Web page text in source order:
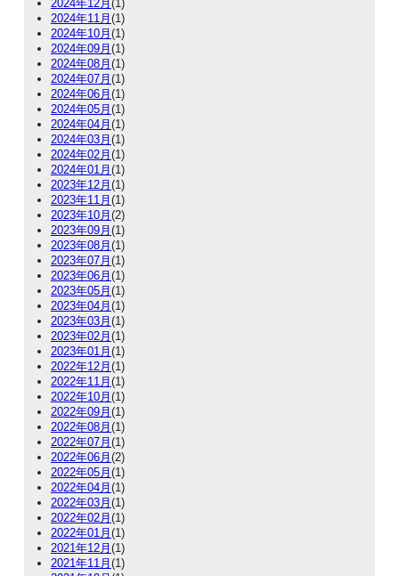
2024年12月 (1)
2024年11月 (1)
2024年10月 (1)
2024年09月 (1)
2024年08月 (1)
2024年07月 (1)
2024年06月 (1)
2024年05月 (1)
2024年04月 (1)
2024年03月 (1)
2024年02月 (1)
2024年01月 (1)
2023年12月 (1)
2023年11月 (1)
2023年10月 (2)
2023年09月 (1)
2023年08月 (1)
2023年07月 (1)
2023年06月 (1)
2023年05月 (1)
2023年04月 (1)
2023年03月 (1)
2023年02月 (1)
2023年01月 (1)
2022年12月 (1)
2022年11月 (1)
2022年10月 (1)
2022年09月 (1)
2022年08月 (1)
2022年07月 (1)
2022年06月 (2)
2022年05月 (1)
2022年04月 (1)
2022年03月 (1)
2022年02月 (1)
2022年01月 (1)
2021年12月 (1)
2021年11月 (1)